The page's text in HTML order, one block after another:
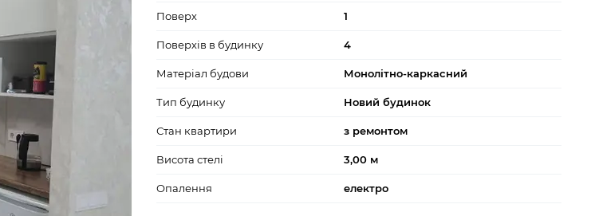
Поверх 1
Поверхів в будинку 4
Матеріал будови Монолітно-каркасний
Тип будинку Новий будинок
Стан квартири з ремонтом
Висота стелі 3,00 м
Опалення електро